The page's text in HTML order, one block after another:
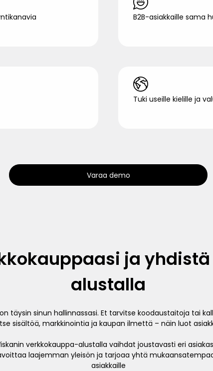
B2B-asiakkaille sama
Tuki useille kielille ja
Varaa demo
ja yhdistä
alustalla
täysin sinun hallinnassasi. Et tarvitse koodaustaitoja tai
sisältöä, markkinointia ja kaupan ilmettä – näin luot
verkkokauppa-alustalla vaihdat joustavasti eri
laajemman yleisön ja tarjoaa yhtä
asiakkaille